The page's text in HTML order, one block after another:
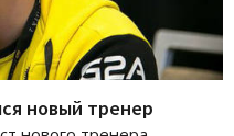
новый тренер